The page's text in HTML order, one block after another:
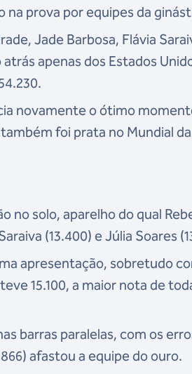
na prova por equipes da
Jade Barbosa, Flávia
apenas dos Estados
novamente o ótimo
foi prata no Mundial
no solo, aparelho do qual
(13.400) e Júlia Soares
apresentação, sobretudo
15.100, a maior nota de
barras paralelas, com os
afastou a equipe do ouro.